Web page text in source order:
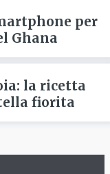
per
Ghana
la ricetta
fiorita